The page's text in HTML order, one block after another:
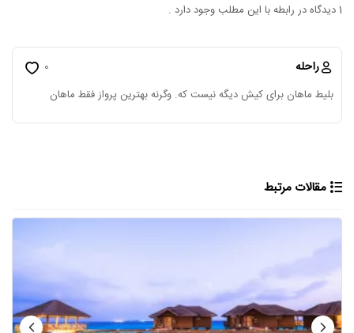
1 دیدگاه در رابطه با این مطلب وجود دارد .
راحله
بلیط ماهان برای کیش دیگه نیست که. وگرنه بهترین پرواز فقط ماهان
0
مقالات مرتبط